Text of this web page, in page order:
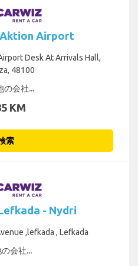
Aktion Airport
Desk At Arrivals Hall,
48100
の会社...
KM
索
- Nydri
,lefkada , Lefkada
の会社...